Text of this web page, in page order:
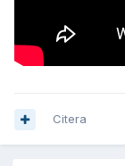
Citera